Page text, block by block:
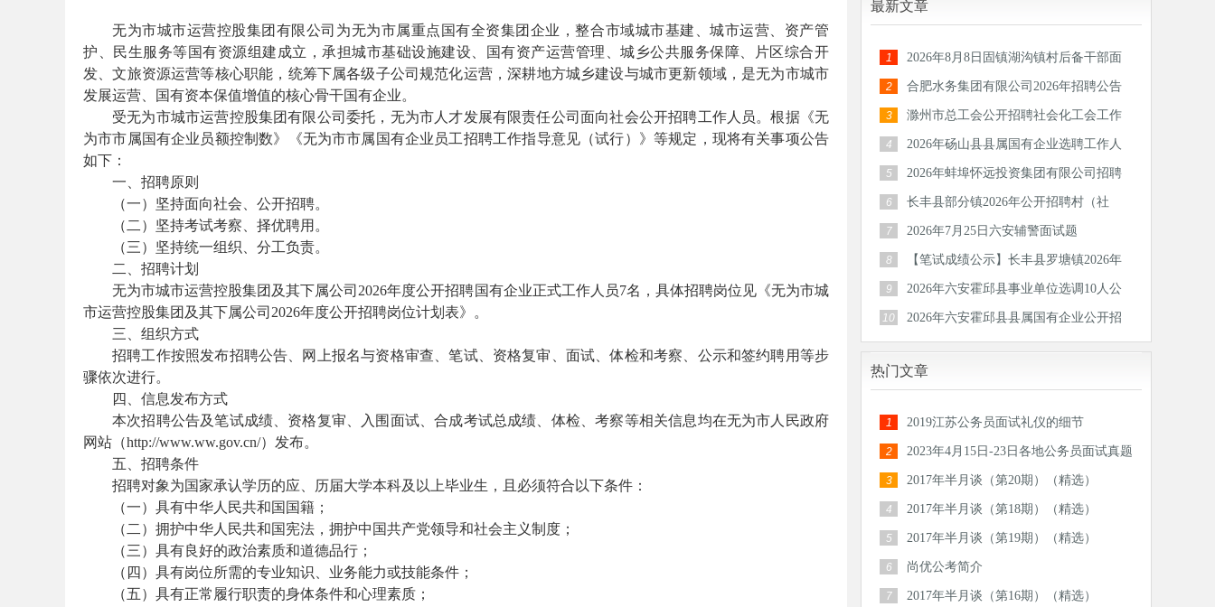
无为市城市运营控股集团有限公司为无为市属重点国有全资集团企业，整合市域城市基建、城市运营、资产管
护、民生服务等国有资源组建成立，承担城市基础设施建设、国有资产运营管理、城乡公共服务保障、片区综合开
发、文旅资源运营等核心职能，统筹下属各级子公司规范化运营，深耕地方城乡建设与城市更新领域，是无为市城市
发展运营、国有资本保值增值的核心骨干国有企业。
受无为市城市运营控股集团有限公司委托，无为市人才发展有限责任公司面向社会公开招聘工作人员。根据《无
为市市属国有企业员额控制数》《无为市市属国有企业员工招聘工作指导意见（试行）》等规定，现将有关事项公告
如下：
一、招聘原则
（一）坚持面向社会、公开招聘。
（二）坚持考试考察、择优聘用。
（三）坚持统一组织、分工负责。
二、招聘计划
无为市城市运营控股集团及其下属公司2026年度公开招聘国有企业正式工作人员7名，具体招聘岗位见《无为市城
市运营控股集团及其下属公司2026年度公开招聘岗位计划表》。
三、组织方式
招聘工作按照发布招聘公告、网上报名与资格审查、笔试、资格复审、面试、体检和考察、公示和签约聘用等步
骤依次进行。
四、信息发布方式
本次招聘公告及笔试成绩、资格复审、入围面试、合成考试总成绩、体检、考察等相关信息均在无为市人民政府
网站（http://www.ww.gov.cn/）发布。
五、招聘条件
招聘对象为国家承认学历的应、历届大学本科及以上毕业生，且必须符合以下条件：
（一）具有中华人民共和国国籍；
（二）拥护中华人民共和国宪法，拥护中国共产党领导和社会主义制度；
（三）具有良好的政治素质和道德品行；
（四）具有岗位所需的专业知识、业务能力或技能条件；
（五）具有正常履行职责的身体条件和心理素质；
最新文章
1
2026年8月8日固镇湖沟镇村后备干部面
试题
2 合肥水务集团有限公司2026年招聘公告
3
滁州市总工会公开招聘社会化工会工作
者和专
4
2026年砀山县县属国有企业选聘工作人
员公告
5
2026年蚌埠怀远投资集团有限公司招聘
30人公
6
长丰县部分镇2026年公开招聘村（社
区）后备
7 2026年7月25日六安辅警面试题
8
【笔试成绩公示】长丰县罗塘镇2026年
公开招
9
2026年六安霍邱县事业单位选调10人公
告
10
2026年六安霍邱县县属国有企业公开招
聘工作
热门文章
1 2019江苏公务员面试礼仪的细节
2
2023年4月15日-23日各地公务员面试真题
汇总
3 2017年半月谈（第20期）（精选）
4 2017年半月谈（第18期）（精选）
5 2017年半月谈（第19期）（精选）
6 尚优公考简介
7 2017年半月谈（第16期）（精选）